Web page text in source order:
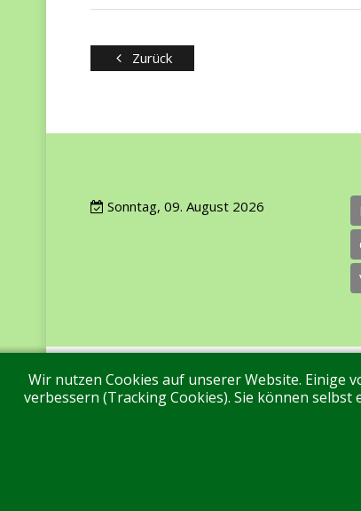
Zurück
Sonntag, 09. August 2026
Impressum Datenschutz Über uns
Wir nutzen Cookies auf unserer Website. Einige
verbessern (Tracking Cookies). Sie können